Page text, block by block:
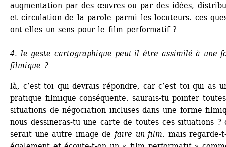
augmentation par des œuvres ou par des idées,
et circulation de la parole parmi les locuteurs. ces
ont-elles un sens pour le film performatif ?
4. le geste cartographique peut-il être assimilé à une
filmique ?
là, c’est toi qui devrais répondre, car c’est toi qui as
pratique filmique conséquente. saurais-tu pointer
situations de négociation incluses dans une forme
nous dessineras-tu une carte de toutes ces situations ?
serait une autre image de faire un film. mais regarde-